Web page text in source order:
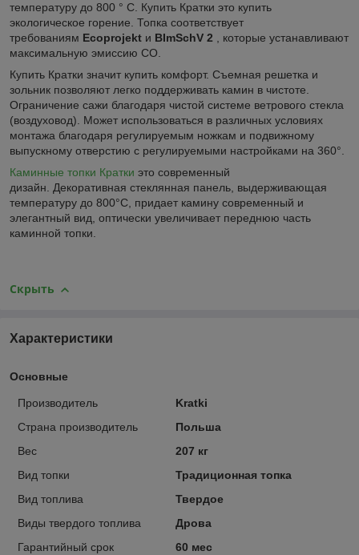
температуру до 800 ° С. Купить Кратки это купить
экологическое горение. Топка соответствует
требованиям Ecoprojekt и BImSchV 2 , которые устанавливают
максимальную эмиссию CO.
Купить Кратки значит купить комфорт. Съемная решетка и
зольник позволяют легко поддерживать камин в чистоте.
Ограничение сажи благодаря чистой системе ветрового стекла
(воздуховод). Может использоваться в различных условиях
монтажа благодаря регулируемым ножкам и подвижному
выпускному отверстию с регулируемыми настройками на 360°.
Каминные топки Кратки это современный
дизайн. Декоративная стеклянная панель, выдерживающая
температуру до 800°C, придает камину современный и
элегантный вид, оптически увеличивает переднюю часть
каминной топки.
Скрыть
Характеристики
Основные
Производитель
Kratki
Страна производитель
Польша
Вес
207 кг
Вид топки
Традиционная топка
Вид топлива
Твердое
Виды твердого топлива
Дрова
Гарантийный срок
60 мес